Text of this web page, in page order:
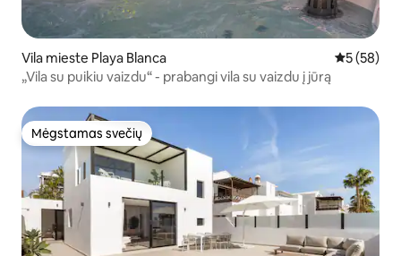
Vila mieste Playa Blanca Vidutinis
5 (58)
„Vila su puikiu vaizdu“ - prabangi vila su vaizdu į jūrą
Mėgstamas svečių
Mėgstamas svečių